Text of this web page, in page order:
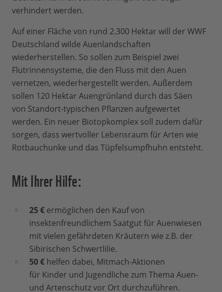
verhindert werden.
Auf einer Fläche von rund 2.300 Hektar will der WWF
Deutschland wilde Auenlandschaften
wiederherstellen. So sollen zum Beispiel zwei
Flutrinnensysteme, die den Fluss mit den Auen
vernetzen, wiederhergestellt werden. Außerdem
sollen 120 Hektar Auengrünland durch das Säen
von Standort-typischen Pflanzen aufgewertet
werden. Ein neuer Biotopkomplex soll zudem dafür
sorgen, dass wertvoller Lebensraum für Arten wie
Rotbauchunke und das Tüpfelsumpfhuhn entsteht.
Mit Ihrer Hilfe:
25 € ermöglichen den Kauf von
insektenfreundlichem Saatgut für Auenwiesen
mit vielen gefährdeten Kräutern wie z.B. der
Sibirischen Schwertlilie.
50 € helfen dabei, Mitmach-Aktionen
für Kinder und Jugendliche zum Thema Auen-
und Artenschutz vor Ort durchzuführen.